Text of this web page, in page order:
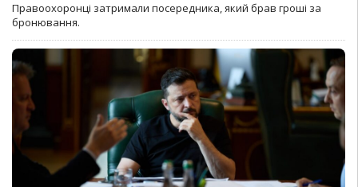
Правоохоронці затримали посередника, який брав гроші за
бронювання.